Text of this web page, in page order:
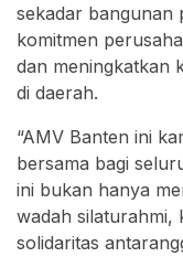
sekadar bangunan
komitmen
dan meningkatkan
di daerah.
“AMV Banten ini
bersama bagi
ini bukan hanya
wadah silaturahmi,
solidaritas